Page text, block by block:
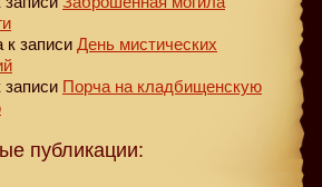
к записи День мистических
записи Порча на кладбищенскую
публикации: